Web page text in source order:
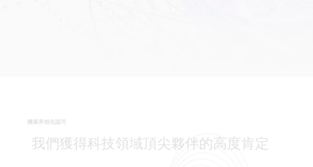
獲業界領先認可
我們獲得科技領域頂尖夥伴的高度肯定